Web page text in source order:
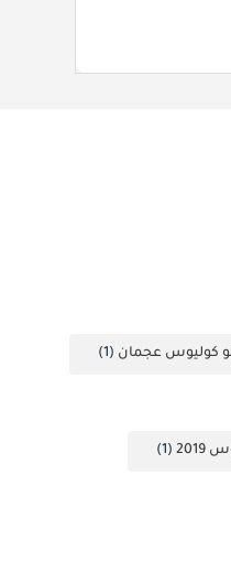
كوليوس عجمان (1)
(1)